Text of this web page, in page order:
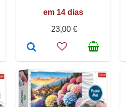
em 14 dias
23,00 €